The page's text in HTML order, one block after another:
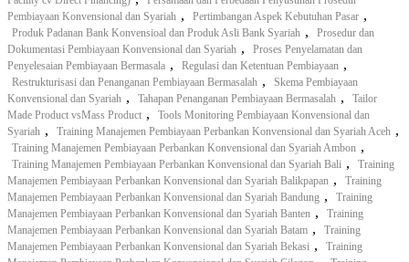
Pembiayaan Konvensional dan Syariah , Pertimbangan Aspek Kebutuhan Pasar ,
Produk Padanan Bank Konvensioal dan Produk Asli Bank Syariah ,
Prosedur dan
Dokumentasi Pembiayaan Konvensional dan Syariah ,
Proses Penyelamatan dan
Penyelesaian Pembiayaan Bermasala , Regulasi dan Ketentuan Pembiayaan ,
Restrukturisasi dan Penanganan Pembiayaan Bermasalah ,
Skema Pembiayaan
Konvensional dan Syariah , Tahapan Penanganan Pembiayaan Bermasalah ,
Tailor
Made Product vsMass Product ,
Tools Monitoring Pembiayaan Konvensional dan
Syariah , Training Manajemen Pembiayaan Perbankan Konvensional dan Syariah Aceh ,
Training Manajemen Pembiayaan Perbankan Konvensional dan Syariah Ambon ,
Training Manajemen Pembiayaan Perbankan Konvensional dan Syariah Bali ,
Training
Manajemen Pembiayaan Perbankan Konvensional dan Syariah Balikpapan ,
Training
Manajemen Pembiayaan Perbankan Konvensional dan Syariah Bandung ,
Training
Manajemen Pembiayaan Perbankan Konvensional dan Syariah Banten ,
Training
Manajemen Pembiayaan Perbankan Konvensional dan Syariah Batam ,
Training
Manajemen Pembiayaan Perbankan Konvensional dan Syariah Bekasi ,
Training